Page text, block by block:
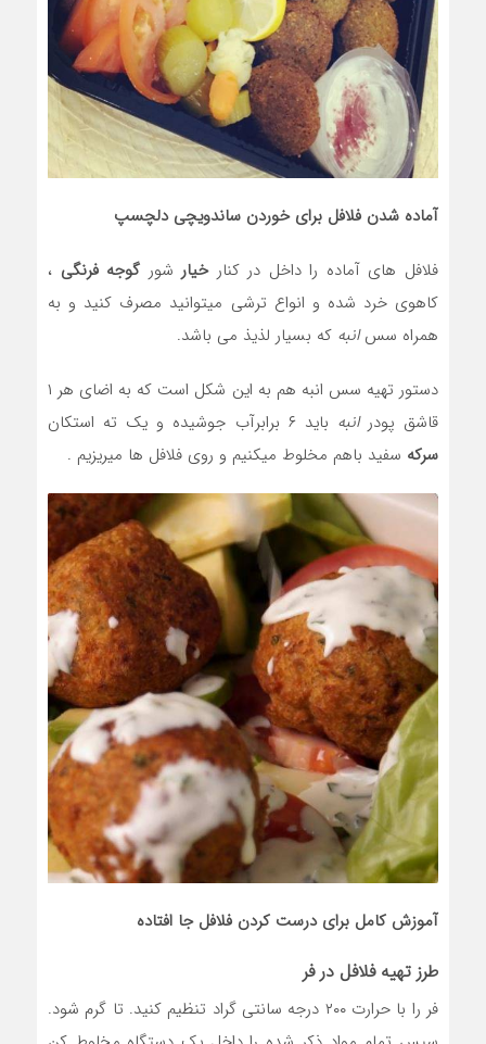
آماده شدن فلافل برای خوردن ساندویچی دلچسپ
فلافل های آماده را داخل در کنارخیارشور گوجه فرنگی ،
کاهوی خرد شده و انواع ترشی میتوانید مصرف کنید و به
همراه سسانبه که بسیار لذیذ می باشد.
دستور تهیه سس انبه هم به این شکل است که به اضای هر ۱
قاشق پودرانبه باید ۶ برابرآب جوشیده و یک ته استکان
سرکه سفید باهم مخلوط میکنیم و روی فلافل ها میریزیم .
آموزش کامل برای درست کردن فلافل جا افتاده
طرز تهیه فلافل در فر
فر را با حرارت ۲۰۰ درجه سانتی گراد تنظیم کنید. تا گرم شود.